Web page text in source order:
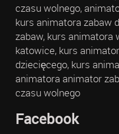
czasu wolnego,
kurs animatora zabaw
zabaw, kurs animatora
katowice, kurs
dziecięcego, kurs
animatora animator
czasu wolnego
Facebook